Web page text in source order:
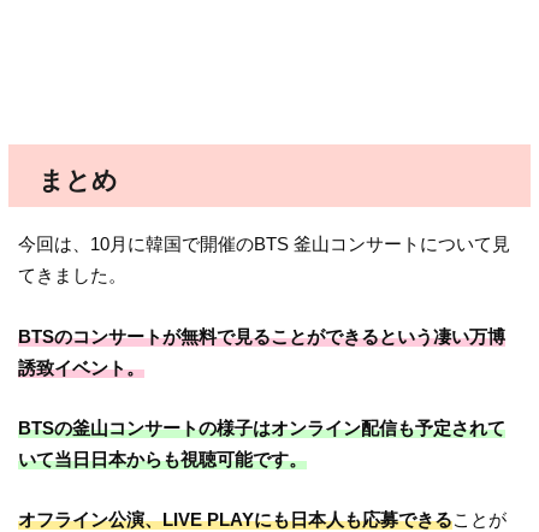
まとめ
今回は、10月に韓国で開催のBTS 釜山コンサートについて見
てきました。
BTSのコンサートが無料で見ることができるという凄い万博
誘致イベント。
BTSの釜山コンサートの様子はオンライン配信も予定されて
いて当日日本からも視聴可能です。
オフライン公演、LIVE PLAYにも日本人も応募できることが